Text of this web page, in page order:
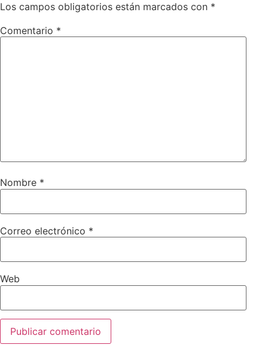
Los campos obligatorios están marcados con *
Comentario *
Nombre *
Correo electrónico *
Web